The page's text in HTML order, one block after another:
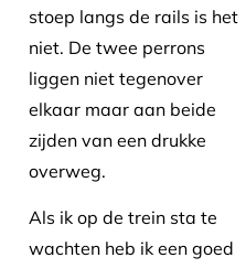
stoep langs de rails is het
niet. De twee perrons
liggen niet tegenover
elkaar maar aan beide
zijden van een drukke
overweg.
Als ik op de trein sta te
wachten heb ik een goed